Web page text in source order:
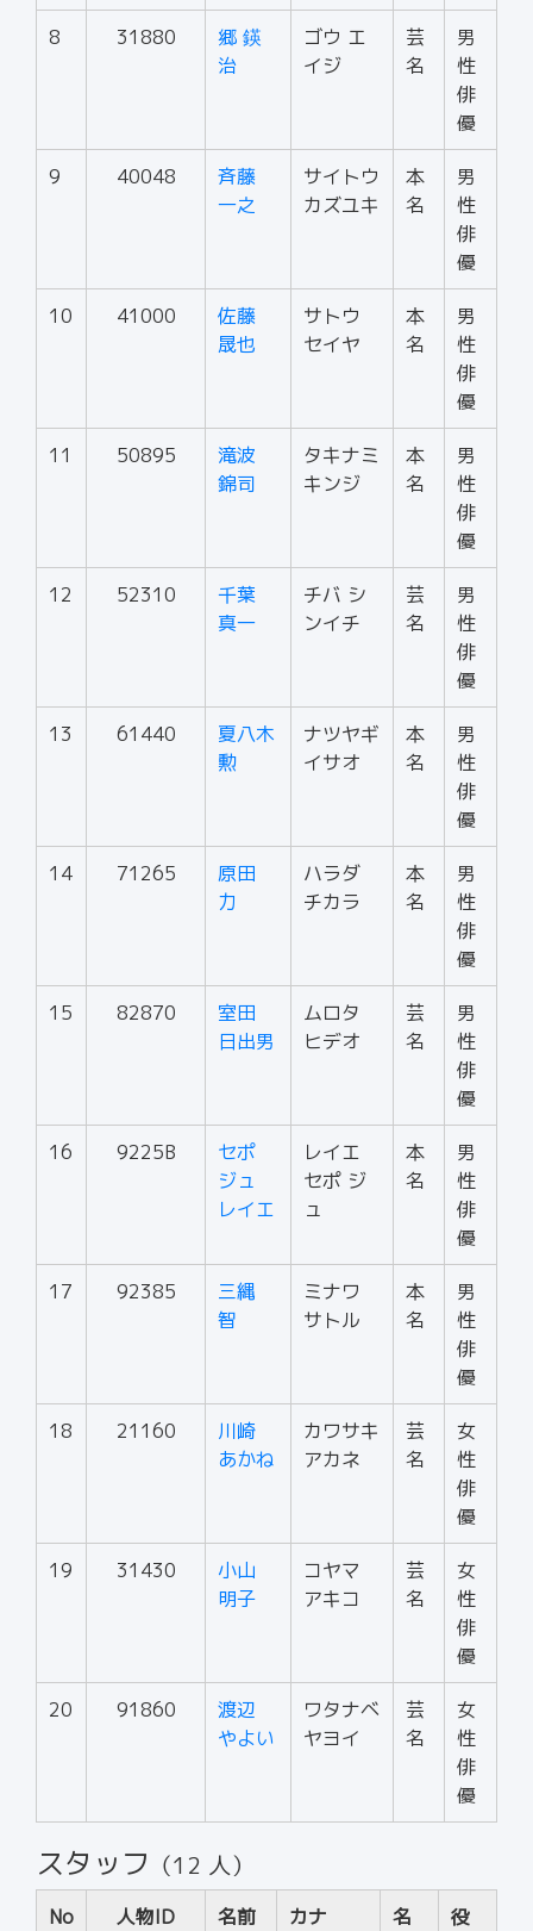
8 31880
郷 鍈
治
ゴウ エ
イジ
芸
名
男
性
俳
優
9 40048
斉藤
一之
サイトウ
カズユキ
本
名
男
性
俳
優
10 41000
佐藤
晟也
サトウ
セイヤ
本
名
男
性
俳
優
11 50895
滝波
錦司
タキナミ
キンジ
本
名
男
性
俳
優
12 52310
千葉
真一
チバ シ
ンイチ
芸
名
男
性
俳
優
13 61440
夏八木
勲
ナツヤギ
イサオ
本
名
男
性
俳
優
14 71265
原田
力
ハラダ
チカラ
本
名
男
性
俳
優
15 82870
室田
日出男
ムロタ
ヒデオ
芸
名
男
性
俳
優
16 9225B
セポ
ジュ
レイエ
レイエ
セポ ジ
ュ
本
名
男
性
俳
優
17 92385
三縄
智
ミナワ
サトル
本
名
男
性
俳
優
18 21160
川崎
あかね
カワサキ
アカネ
芸
名
女
性
俳
優
19 31430
小山
明子
コヤマ
アキコ
芸
名
女
性
俳
優
20 91860
渡辺
やよい
ワタナベ
ヤヨイ
芸
名
女
性
俳
優
スタッフ （12 人）
No 人物ID 名前 カナ
名
役